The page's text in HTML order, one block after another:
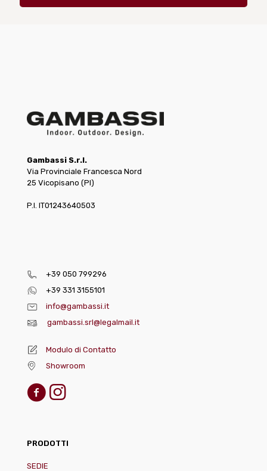
Gambassi S.r.l.
Via Provinciale Francesca Nord
25 Vicopisano (PI)
P.I. IT01243640503
+39 050 799296
+39 331 3155101
info@gambassi.it
gambassi.srl@legalmail.it
Modulo di Contatto
Showroom
PRODOTTI
SEDIE